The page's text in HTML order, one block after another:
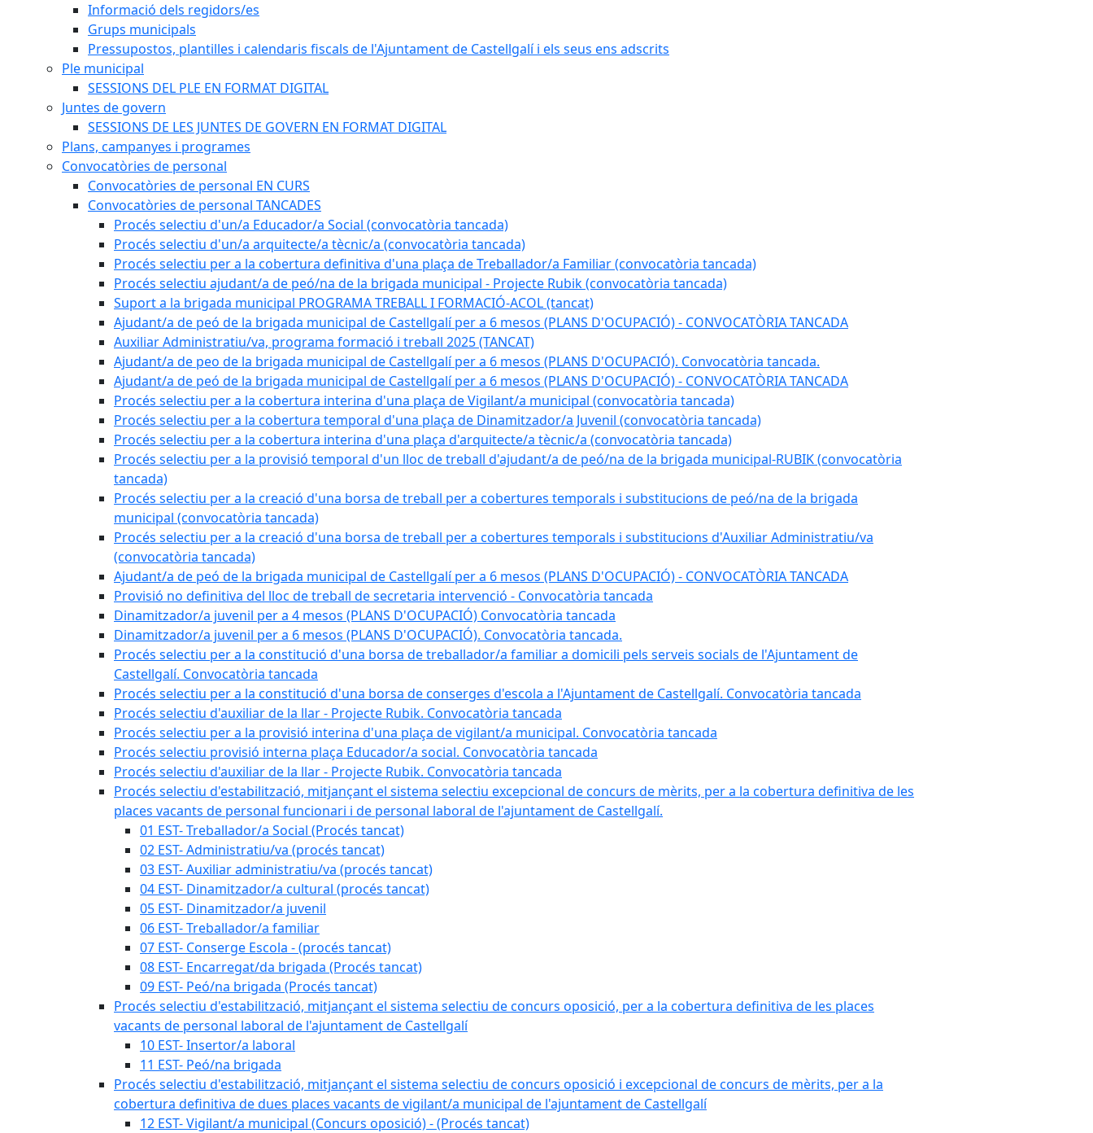
Informació dels regidors/es
Grups municipals
Pressupostos, plantilles i calendaris fiscals de l'Ajuntament de Castellgalí i els seus ens adscrits
Ple municipal
SESSIONS DEL PLE EN FORMAT DIGITAL
Juntes de govern
SESSIONS DE LES JUNTES DE GOVERN EN FORMAT DIGITAL
Plans, campanyes i programes
Convocatòries de personal
Convocatòries de personal EN CURS
Convocatòries de personal TANCADES
Procés selectiu d'un/a Educador/a Social (convocatòria tancada)
Procés selectiu d'un/a arquitecte/a tècnic/a (convocatòria tancada)
Procés selectiu per a la cobertura definitiva d'una plaça de Treballador/a Familiar (convocatòria tancada)
Procés selectiu ajudant/a de peó/na de la brigada municipal - Projecte Rubik (convocatòria tancada)
Suport a la brigada municipal PROGRAMA TREBALL I FORMACIÓ-ACOL (tancat)
Ajudant/a de peó de la brigada municipal de Castellgalí per a 6 mesos (PLANS D'OCUPACIÓ) - CONVOCATÒRIA TANCADA
Auxiliar Administratiu/va, programa formació i treball 2025 (TANCAT)
Ajudant/a de peo de la brigada municipal de Castellgalí per a 6 mesos (PLANS D'OCUPACIÓ). Convocatòria tancada.
Ajudant/a de peó de la brigada municipal de Castellgalí per a 6 mesos (PLANS D'OCUPACIÓ) - CONVOCATÒRIA TANCADA
Procés selectiu per a la cobertura interina d'una plaça de Vigilant/a municipal (convocatòria tancada)
Procés selectiu per a la cobertura temporal d'una plaça de Dinamitzador/a Juvenil (convocatòria tancada)
Procés selectiu per a la cobertura interina d'una plaça d'arquitecte/a tècnic/a (convocatòria tancada)
Procés selectiu per a la provisió temporal d'un lloc de treball d'ajudant/a de peó/na de la brigada municipal-RUBIK (convocatòria
tancada)
Procés selectiu per a la creació d'una borsa de treball per a cobertures temporals i substitucions de peó/na de la brigada
municipal (convocatòria tancada)
Procés selectiu per a la creació d'una borsa de treball per a cobertures temporals i substitucions d'Auxiliar Administratiu/va
(convocatòria tancada)
Ajudant/a de peó de la brigada municipal de Castellgalí per a 6 mesos (PLANS D'OCUPACIÓ) - CONVOCATÒRIA TANCADA
Provisió no definitiva del lloc de treball de secretaria intervenció - Convocatòria tancada
Dinamitzador/a juvenil per a 4 mesos (PLANS D'OCUPACIÓ) Convocatòria tancada
Dinamitzador/a juvenil per a 6 mesos (PLANS D'OCUPACIÓ). Convocatòria tancada.
Procés selectiu per a la constitució d'una borsa de treballador/a familiar a domicili pels serveis socials de l'Ajuntament de
Castellgalí. Convocatòria tancada
Procés selectiu per a la constitució d'una borsa de conserges d'escola a l'Ajuntament de Castellgalí. Convocatòria tancada
Procés selectiu d'auxiliar de la llar - Projecte Rubik. Convocatòria tancada
Procés selectiu per a la provisió interina d'una plaça de vigilant/a municipal. Convocatòria tancada
Procés selectiu provisió interna plaça Educador/a social. Convocatòria tancada
Procés selectiu d'auxiliar de la llar - Projecte Rubik. Convocatòria tancada
Procés selectiu d'estabilització, mitjançant el sistema selectiu excepcional de concurs de mèrits, per a la cobertura definitiva de les
places vacants de personal funcionari i de personal laboral de l'ajuntament de Castellgalí.
01 EST- Treballador/a Social (Procés tancat)
02 EST- Administratiu/va (procés tancat)
03 EST- Auxiliar administratiu/va (procés tancat)
04 EST- Dinamitzador/a cultural (procés tancat)
05 EST- Dinamitzador/a juvenil
06 EST- Treballador/a familiar
07 EST- Conserge Escola - (procés tancat)
08 EST- Encarregat/da brigada (Procés tancat)
09 EST- Peó/na brigada (Procés tancat)
Procés selectiu d'estabilització, mitjançant el sistema selectiu de concurs oposició, per a la cobertura definitiva de les places
vacants de personal laboral de l'ajuntament de Castellgalí
10 EST- Insertor/a laboral
11 EST- Peó/na brigada
Procés selectiu d'estabilització, mitjançant el sistema selectiu de concurs oposició i excepcional de concurs de mèrits, per a la
cobertura definitiva de dues places vacants de vigilant/a municipal de l'ajuntament de Castellgalí
12 EST- Vigilant/a municipal (Concurs oposició) - (Procés tancat)